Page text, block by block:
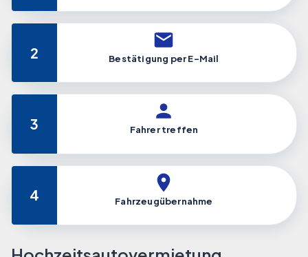
2 Bestätigung per E-Mail
3 Fahrer treffen
4 Fahrzeugübernahme